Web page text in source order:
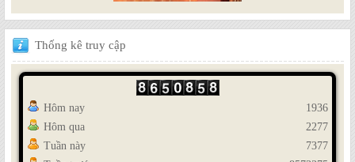
Thống kê truy cập
Hôm nay
Hôm qua
Tuần này
1936
2277
7377